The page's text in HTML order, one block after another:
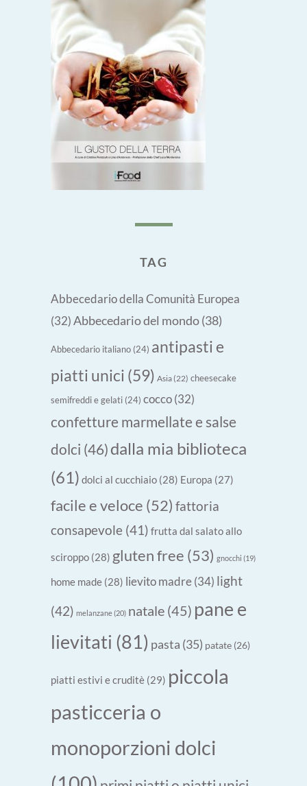
TAG
Abbecedario della Comunità Europea
(32) Abbecedario del mondo(38)
Abbecedario italiano (24) antipasti e
piatti unici (59) Asia(22) cheesecake
semifreddi e gelati (24) cocco (32)
confetture marmellate e salse
dolci (46) dalla mia biblioteca
(61) dolci al cucchiaio (28) Europa (27)
facile e veloce (52) fattoria
consapevole (41) frutta dal salato allo
sciroppo (28) gluten free (53) gnocchi (19)
home made (28) lievito madre(34) light
(42) melanzane(20) natale (45) pane e
lievitati (81) pasta (35) patate (26)
piatti estivi e cruditè (29) piccola
pasticceria o
monoporzioni dolci